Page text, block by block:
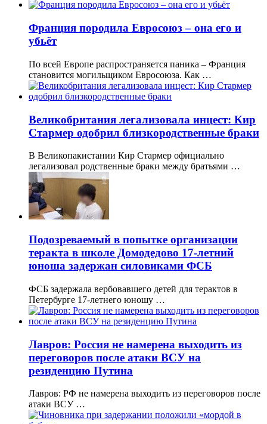
Франция породила Евросоюз – она его и
убьёт
По всей Европе распространяется паника – Франция
становится могильщиком Евросоюза. Как …
Великобритания легализовала инцест: Кир
Стармер одобрил близкородственные браки
В Великопакистании Кир Стармер официально
легализовал родственные браки между братьями …
Подозреваемый в попытке организации
теракта в школе Домодедово 17-летний
юноша задержан силовиками ФСБ
ФСБ задержала вербовавшего детей для терактов в
Петербурге 17-летнего юношу …
Лавров: Россия не намерена выходить из
переговоров после атаки ВСУ на
резиденцию Путина
Лавров: РФ не намерена выходить из переговоров после
атаки ВСУ …